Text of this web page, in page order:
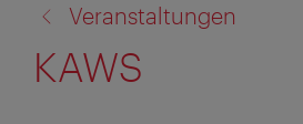
zu:
Veranstaltungen
KAWS